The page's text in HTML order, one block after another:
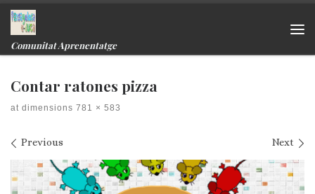
Skip to content
Comunitat Aprenentatge
Contar ratones pizza
at dimensions 781 × 583
Images navigation
Previous Next